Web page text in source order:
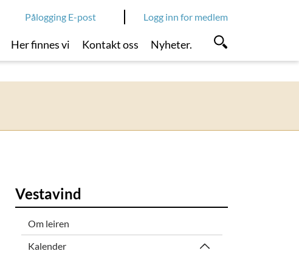
Logg inn for medlem
Pålogging E-post
Her finnes vi Kontakt oss Nyheter.
Vestavind
Om leiren
Kalender